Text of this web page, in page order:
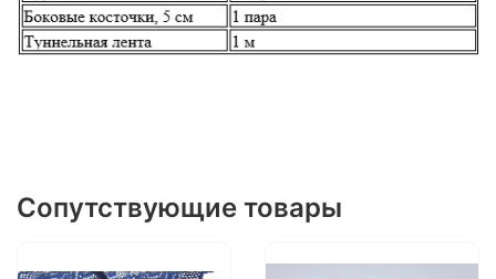
Сопутствующие товары